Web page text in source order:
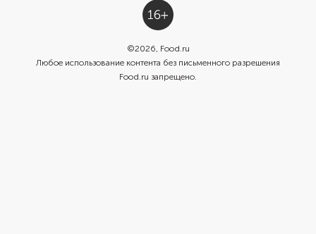
©2026, Food.ru
Любое использование контента без письменного разрешения
Food.ru запрещено.